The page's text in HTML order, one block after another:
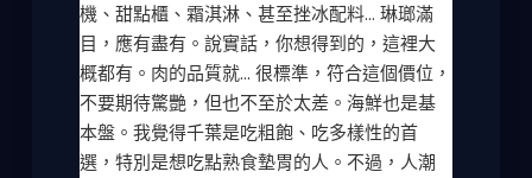
機、甜點櫃、霜淇淋、甚至挫冰配料... 琳瑯滿
目，應有盡有。說實話，你想得到的，這裡大
概都有。肉的品質就... 很標準，符合這個價位，
不要期待驚艷，但也不至於太差。海鮮也是基
本盤。我覺得千葉是吃粗飽、吃多樣性的首
選，特別是想吃點熟食墊胃的人。不過，人潮